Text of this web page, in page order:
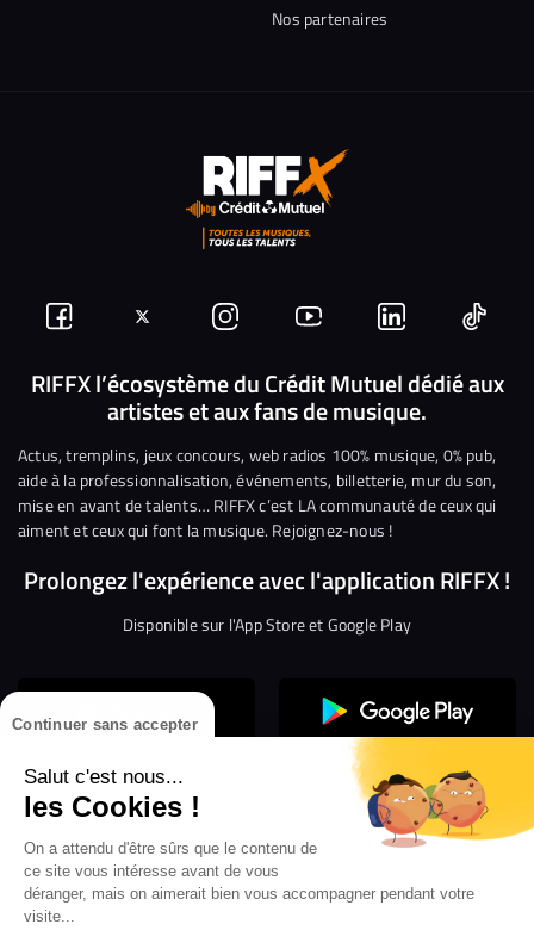
Continuer sans accepter
Salut c'est nous...
les Cookies !
On a attendu d'être sûrs que le contenu de
ce site vous intéresse avant de vous
déranger, mais on aimerait bien vous accompagner pendant votre
visite...
Nos partenaires
Suivez-
nous
Facebook
Suivez-
nous
sur
Twitter
Nous
rejoindre
sur
Instagram
Nous
rejoindre
sur
YouTube
Nous
rejoindre
sur
Linkedin
Nous
RIFFX l’écosystème du Crédit Mutuel dédié aux
artistes et aux fans de musique.
Actus, tremplins, jeux concours, web radios 100% musique, 0% pub,
aide à la professionnalisation, événements, billetterie, mur du son,
mise en avant de talents… RIFFX c’est LA communauté de ceux qui
aiment et ceux qui font la musique. Rejoignez-nous !
Prolongez l'expérience avec l'application RIFFX !
Disponible sur l'App Store et Google Play
Confidentialité
Gestion des cookies
Conditions générales d’utilisation
Mentions légales